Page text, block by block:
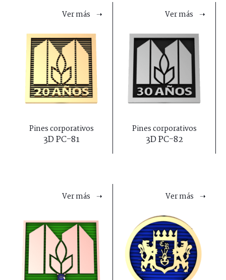
Ver más ➝
Pines corporativos
3D PC-81
Ver más ➝
Pines corporativos
3D PC-82
Ver más ➝ Ver más ➝